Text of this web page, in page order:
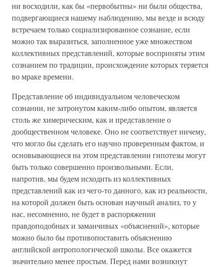
ни восходили, как бы «первобытны» ни были общества,
подвергающиеся нашему наблюдению, мы везде и всюду
встречаем только социализированное сознание, если
можно так выразиться, заполненное уже множеством
коллективных представлений, которые восприняты этим
сознанием по традиции, происхождение которых теряется
во мраке времени.
Представление об индивидуальном человеческом
сознании, не затронутом каким-либо опытом, является
столь же химерическим, как и представление о
дообщественном человеке. Оно не соответствует ничему,
что могло бы сделать его научно проверенным фактом, и
основывающиеся на этом представлении гипотезы могут
быть только совершенно произвольными. Если,
напротив, мы будем исходить из коллективных
представлений как из чего-то данного, как из реальности,
на которой должен быть основан научный анализ, то у
нас, несомненно, не будет в распоряжении
правдоподобных и заманчивых «объяснений», которые
можно было бы противопоставить объяснению
английской антропологической школы. Все окажется
значительно менее простым. Перед нами возникнут